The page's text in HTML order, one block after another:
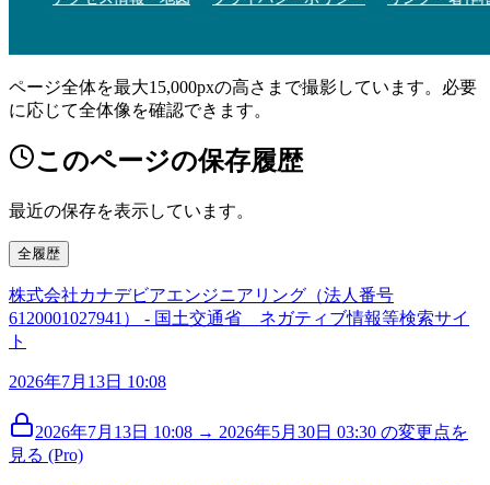
ページ全体を最大15,000pxの高さまで撮影しています。必要
に応じて全体像を確認できます。
このページの保存履歴
最近の保存を表示しています。
全履歴
株式会社カナデビアエンジニアリング（法人番号
6120001027941） - 国土交通省 ネガティブ情報等検索サイ
ト
2026年7月13日 10:08
2026年7月13日 10:08 → 2026年5月30日 03:30 の変更点を
見る (Pro)